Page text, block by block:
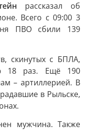
рассказал об
Всего с 09:00 3
ПВО сбили 139
скинутых с БПЛА,
18 раз. Ещё 190
– артиллерией. В
в Рыльске,
мужчина. Также